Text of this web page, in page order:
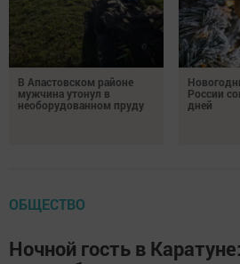
В Апастовском районе
мужчина утонул в
необорудованном пруду
России
дней
ОБЩЕСТВО
Ночной гость в